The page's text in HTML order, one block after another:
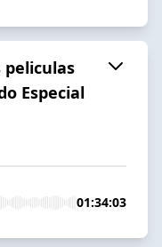
Especial
01:34:03